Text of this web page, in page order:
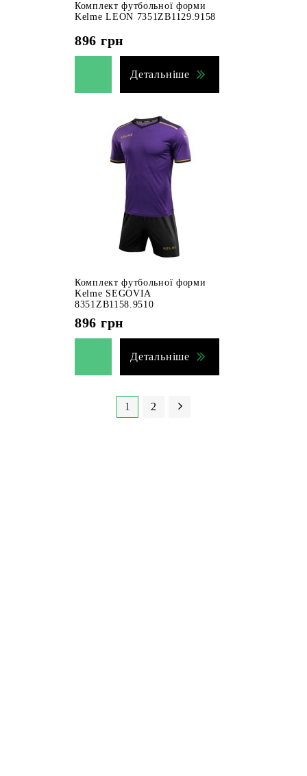
Комплект футбольної форми
Kelme LEON 7351ZB1129.9158
896 грн
Детальніше
Комплект футбольної форми
Kelme SEGOVIA
8351ZB1158.9510
896 грн
Детальніше
1 2